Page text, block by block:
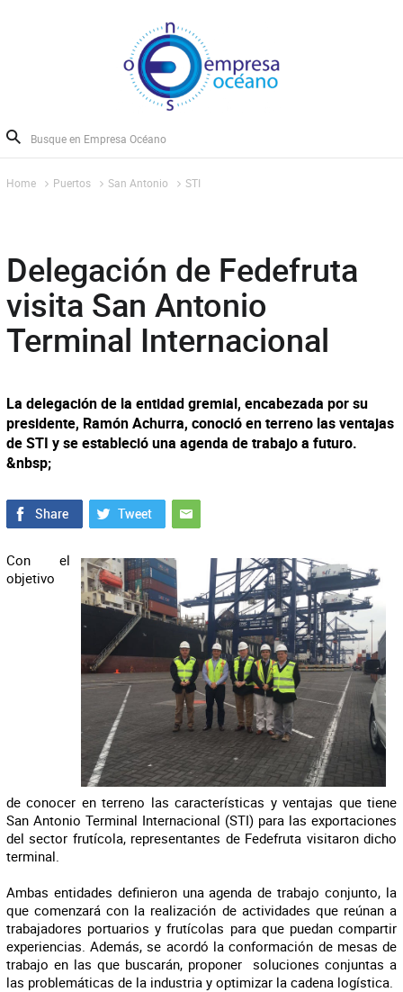
Home Puertos San Antonio STI
Delegación de Fedefruta
visita San Antonio
Terminal Internacional
La delegación de la entidad gremial, encabezada por su
presidente, Ramón Achurra, conoció en terreno las ventajas
de STI y se estableció una agenda de trabajo a futuro.
&nbsp;
Con el
objetivo
de conocer en terreno las características y ventajas que tiene
San Antonio Terminal Internacional (STI) para las exportaciones
del sector frutícola, representantes de Fedefruta visitaron dicho
terminal.
Ambas entidades definieron una agenda de trabajo conjunto, la
que comenzará con la realización de actividades que reúnan a
trabajadores portuarios y frutícolas para que puedan compartir
experiencias. Además, se acordó la conformación de mesas de
trabajo en las que buscarán, proponer soluciones conjuntas a
las problemáticas de la industria y optimizar la cadena logística.